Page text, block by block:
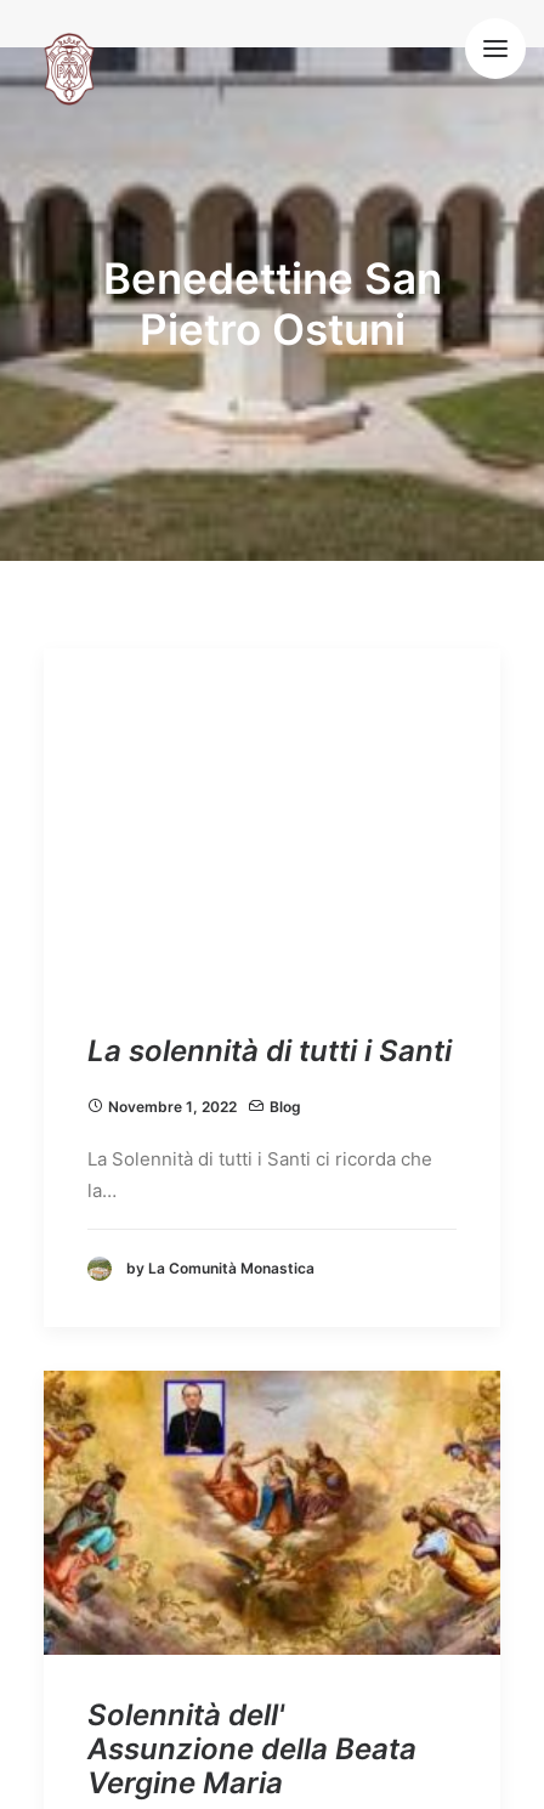
HOME
LA NOSTRA VITA
VOCAZIONE
CONTATTIBenedettine San
Pietro Ostuni
La solennità di tutti i Santi
Novembre 1, 2022 Blog
La Solennità di tutti i Santi ci ricorda che
la…
by La Comunità Monastica
Solennità dell'
Assunzione della Beata
Vergine Maria